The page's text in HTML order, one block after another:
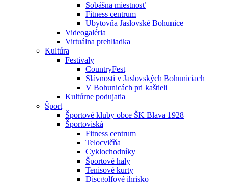
Sobášna miestnosť
Fitness centrum
Ubytovňa Jaslovské Bohunice
Videogaléria
Virtuálna prehliadka
Kultúra
Festivaly
CountryFest
Slávnosti v Jaslovských Bohuniciach
V Bohunicách pri kaštieli
Kultúrne podujatia
Šport
Športové kluby obce ŠK Blava 1928
Športoviská
Fitness centrum
Telocvičňa
Cyklochodníky
Športové haly
Tenisové kurty
Discgolfové ihrisko